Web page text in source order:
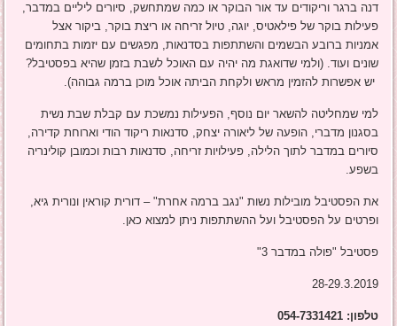
דנה ברגר וריקודים עד אור הבוקר או כמה שמתחשק, סיורים ליליים במדבר,
פעילות בוקר של פילאטיס, יוגה, טיול זריחה או ריצת בוקר, ביקור אצל
אמניות ברובע הבשמים והשתתפות בסדנאות, מפגשים עם יזמות בתחומים
שונים ועוד. (ולמי שדואגת מה יהיה עם האוכל לשבת בזמן שהיא בפסטיבל?
יש אפשרות להזמין מראש ולקחת הביתה אוכל מוכן ברמה גבוהה).
למי שמחליטה להשאר יום נוסף, הפעילות נמשכת עם קבלת שבת נשית
בסגנון מדברי, הופעה של ליאורה יצחק, סדנאות ריקוד הודי וארוחת קדירה,
סיורים במדבר לתוך הלילה, פעילויות זריחה, סדנאות רבות וכמובן קולינריה
בשפע.
את הפסטיבל מובילות נשות "נגב ברמה אחרת" – דורית קוראין ונורית גיא,
ופרטים על הפסטיבל ועל ההשתתפות ניתן למצוא כאן.
פסטיבל "פולה במדבר 3"
28-29.3.2019
טלפון: 054-7331421